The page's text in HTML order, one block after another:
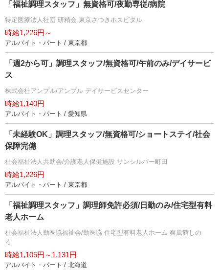
「福祉調理スタッフ」無資格可/夜勤専従/病院
特定医療法人社団 研精会 東京さつきホスピタル
時給1,226円～
アルバイト・パート / 東京都
「週2から可」調理スタッフ/無資格可/午前のみ/デイサービ
ス
株式会社アンプル/アンプル デイサービスセンター
時給1,140円
アルバイト・パート / 愛知県
「未経験OK」調理スタッフ/無資格可/ショートステイ/社会
保障完備
社会福祉法人共助会/介護老人保健施設 サンシルバー町田
時給1,226円
アルバイト・パート / 東京都
「福祉調理スタッフ」調理師免許必須/日勤のみ/住宅型有料
老人ホーム
社会福祉法人勤医協福祉会/勤医協 住宅型有料老人ホーム 爽風館しの
ろ
時給1,105円～1,131円
アルバイト・パート / 北海道